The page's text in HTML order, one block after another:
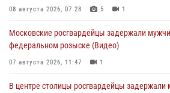
08 августа 2026, 07:28 5 1
Московские росгвардейцы задержали
федеральном розыске (Видео)
07 августа 2026, 11:47 1
В центре столицы росгвардейцы задержали